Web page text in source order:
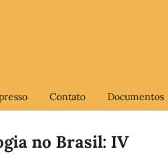
Contato Documentos
no Brasil: IV